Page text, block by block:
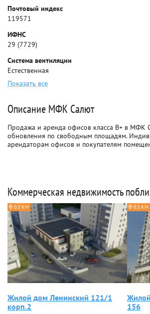
Почтовый индекс
119571
ИФНС
29 (7729)
Система вентиляции
Естественная
Показать все
Описание МФК Салют
Продажа и аренда офисов класса B+ в МФК
обновления по свободным площадям.
арендаторам офисов и покупателям
Коммерческая недвижимость
0.3 КМ
Жилой дом Ленинский 121/1
корп.2
0.3 КМ
156